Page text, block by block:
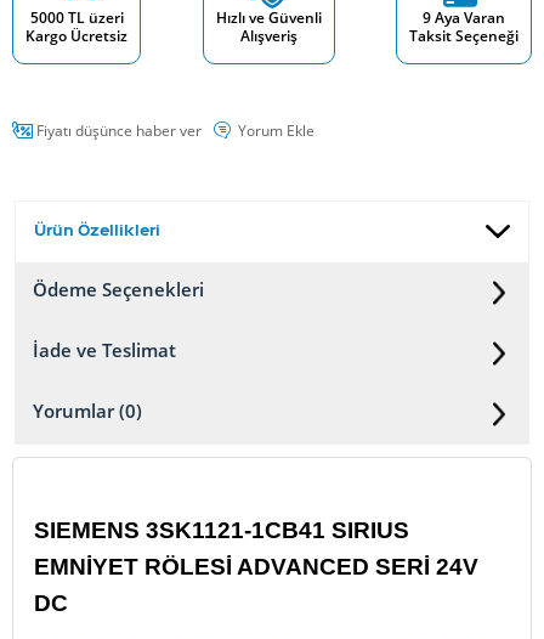
5000 TL üzeri
Kargo Ücretsiz
Hızlı ve Güvenli
Alışveriş
9 Aya Varan
Taksit Seçeneği
Fiyatı düşünce haber ver Yorum Ekle
Ürün Özellikleri
Ödeme Seçenekleri
İade ve Teslimat
Yorumlar (0)
SIEMENS 3SK1121-1CB41 SIRIUS
EMNİYET RÖLESİ ADVANCED SERİ 24V
DC